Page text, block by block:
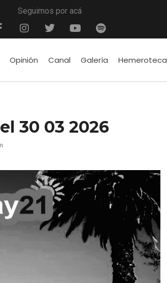
Seguimos por acá
Opinión Canal Galería Hemeroteca
30 03 2026